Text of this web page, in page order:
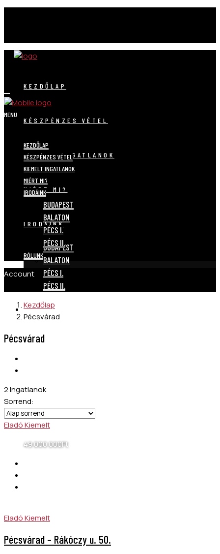
KEZDŐLAP
KÉSZPÉNZES VÉTEL
KIEMELT INGATLANOK
MIÉRT MI?
IRODÁINK
BUDAPEST
BALATON
PÉCS I.
PÉCS II.
RÓLUNK
MENU
KEZDŐLAP
KÉSZPÉNZES VÉTEL
KIEMELT INGATLANOK
MIÉRT MI?
IRODÁINK
BUDAPEST
BALATON
PÉCS I.
PÉCS II.
RÓLUNK
Account
Kezdőlap
Pécsvárad
Pécsvárad
2 Ingatlanok
Sorrend:
EladóKiemelt
49 000 000Ft
EladóKiemelt
Pécsvárad – Rákóczy u. 50.